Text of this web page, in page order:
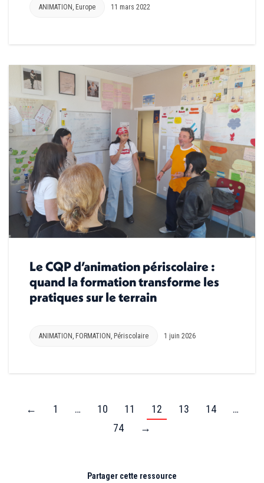
ANIMATION Europe 11 mars 2022
Le CQP d’animation périscolaire :
quand la formation transforme les
pratiques sur le terrain
ANIMATION FORMATION Périscolaire 1 juin 2026
← 1 … 10 11 12 13 14
…
74
→
Partager cette ressource